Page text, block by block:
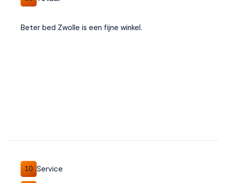
Beter bed Zwolle is een fijne winkel.
10 Service